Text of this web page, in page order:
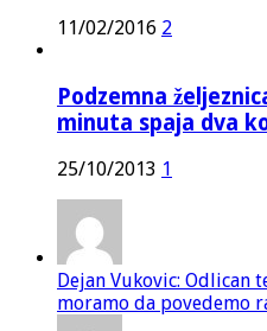
11/02/2016 2
Podzemna
minuta spaja dva
25/10/2013 1
Dejan Vukovic: Odlican
moramo da povedemo